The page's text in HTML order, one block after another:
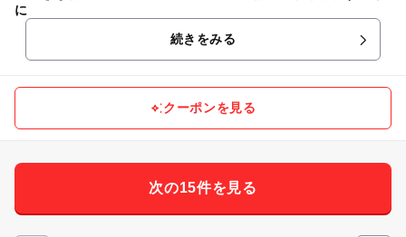
に
続きをみる
クーポンを見る
次の15件を見る